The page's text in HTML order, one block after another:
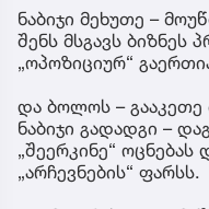
ნაბიჯი მეხუთე –
შენს მსგავს ბიზნეს
„ოპოზიციურ“
და ბოლოს – გააკეთე
ნაბიჯი გადადგი –
„შეერკინე“
„არჩევნების“ ფარსს.